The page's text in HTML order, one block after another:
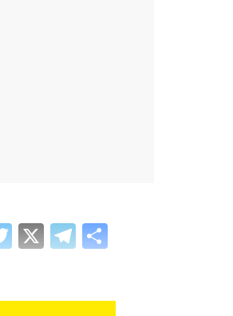
Twitter
X Telegram